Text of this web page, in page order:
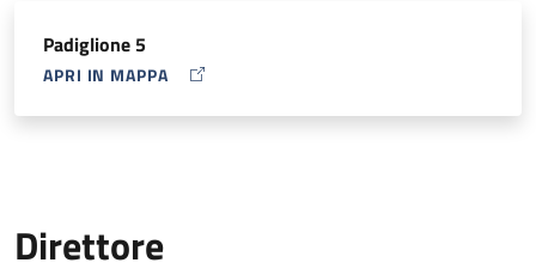
Padiglione 5
APRI IN MAPPA
MAP ICON
Direttore